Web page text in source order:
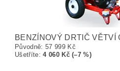
BENZÍNOVÝ DRTIČ VĚTVÍ
Původně: 57 999 Kč
Ušetříte:4 060 Kč (–7 %)